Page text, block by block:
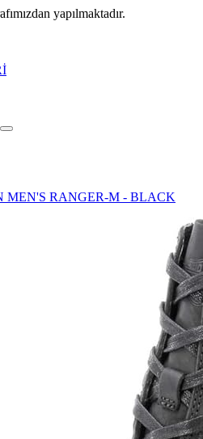
yapılmaktadır.
MEN'S RANGER-M - BLACK